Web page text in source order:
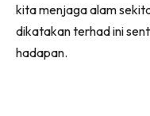
kita menjaga alam
dikatakan terhad ini
hadapan.